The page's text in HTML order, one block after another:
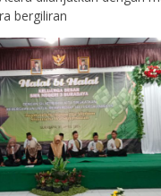
bergiliran